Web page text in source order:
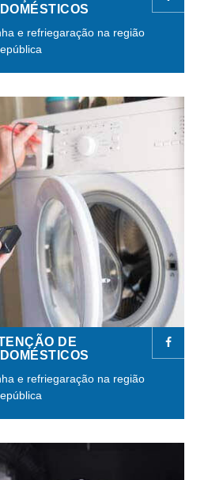
e refriegaração na região
DE
e refriegaração na região